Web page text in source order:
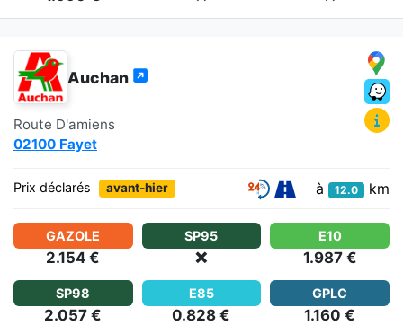
Auchan
Route D'amiens
02100 Fayet
Prix déclarés avant-hier à 12.0 km
GAZOLE
2.154 €
SP95
❌
E10
1.987 €
SP98
2.057 €
E85
0.828 €
GPLC
1.160 €